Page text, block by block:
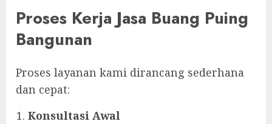
Proses Kerja Jasa Buang Puing
Bangunan
Proses layanan kami dirancang sederhana
dan cepat:
Konsultasi Awal